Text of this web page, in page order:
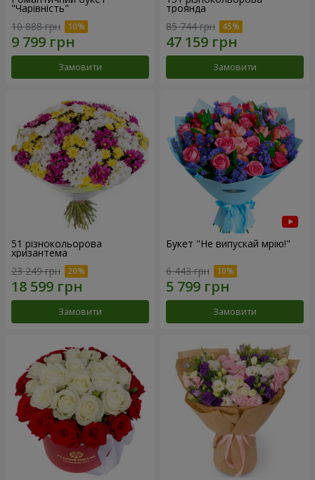
"Чарівність"
10 888 грн
Замовити
троянда
85 744 грн
Замовити
51 різнокольорова
хризантема
23 249 грн
Замовити
Букет "Не випускай мрію!"
6 443 грн
Замовити